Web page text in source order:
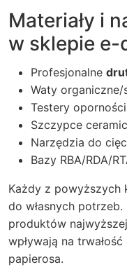
Materiały i
w sklepie e-
Profesjonalne
Waty
Testery oporności
Szczypce
Narzędzia do
Bazy RBA/RDA/
Każdy z powyższych
do własnych
produktów
wpływają na
papierosa.